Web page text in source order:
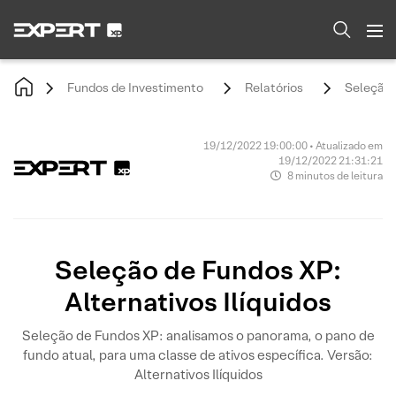
Fundos de Investimento Relatórios Seleção
19/12/2022 19:00:00 • Atualizado em
19/12/2022 21:31:21
8 minutos de leitura
Seleção de Fundos XP:
Alternativos Ilíquidos
Seleção de Fundos XP: analisamos o panorama, o pano de
fundo atual, para uma classe de ativos específica. Versão:
Alternativos Ilíquidos